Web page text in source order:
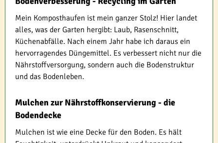
Mein Komposthaufen ist mein ganzer Stolz! Hier landet
alles, was der Garten hergibt: Laub, Rasenschnitt,
Küchenabfälle. Nach einem Jahr habe ich daraus ein
hervorragendes Düngemittel. Es verbessert nicht nur die
Nährstoffversorgung, sondern auch die Bodenstruktur
und das Bodenleben.
Mulchen zur Nährstoffkonservierung - die
Bodendecke
Mulchen ist wie eine Decke für den Boden. Es hält